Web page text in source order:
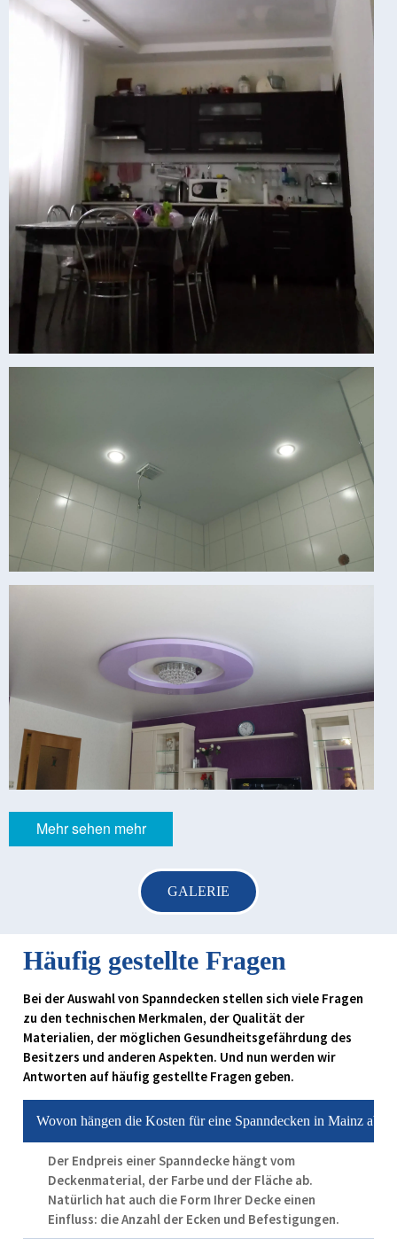
Mehr sehen mehr
GALERIE
Häufig gestellte Fragen
Bei der Auswahl von Spanndecken stellen sich viele Fragen
zu den technischen Merkmalen, der Qualität der
Materialien, der möglichen Gesundheitsgefährdung des
Besitzers und anderen Aspekten. Und nun werden wir
Antworten auf häufig gestellte Fragen geben.
Wovon hängen die Kosten für eine Spanndecken in Mainz ab?
Der Endpreis einer Spanndecke hängt vom
Deckenmaterial, der Farbe und der Fläche ab.
Natürlich hat auch die Form Ihrer Decke einen
Einfluss: die Anzahl der Ecken und Befestigungen.